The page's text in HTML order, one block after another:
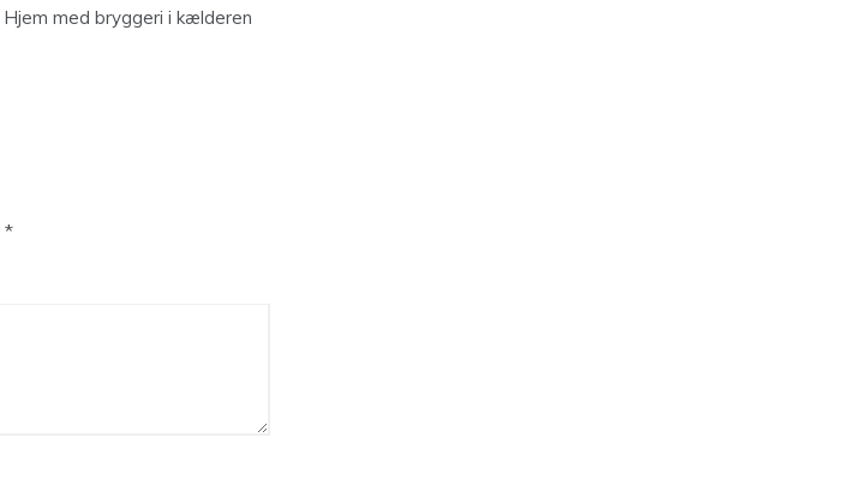
Hjem med bryggeri i kælderen
*